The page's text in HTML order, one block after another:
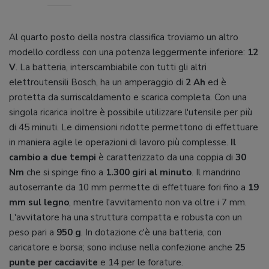
Al quarto posto della nostra classifica troviamo un altro
modello cordless con una potenza leggermente inferiore: 12
V. La batteria, interscambiabile con tutti gli altri
elettroutensili Bosch, ha un amperaggio di 2 Ah ed è
protetta da surriscaldamento e scarica completa. Con una
singola ricarica inoltre è possibile utilizzare l'utensile per più
di 45 minuti. Le dimensioni ridotte permettono di effettuare
in maniera agile le operazioni di lavoro più complesse. Il
cambio a due tempi è caratterizzato da una coppia di 30
Nm che si spinge fino a 1.300 giri al minuto. Il mandrino
autoserrante da 10 mm permette di effettuare fori fino a 19
mm sul legno, mentre l'avvitamento non va oltre i 7 mm.
L'avvitatore ha una struttura compatta e robusta con un
peso pari a 950 g. In dotazione c'è una batteria, con
caricatore e borsa; sono incluse nella confezione anche 25
punte per cacciavite e 14 per le forature.